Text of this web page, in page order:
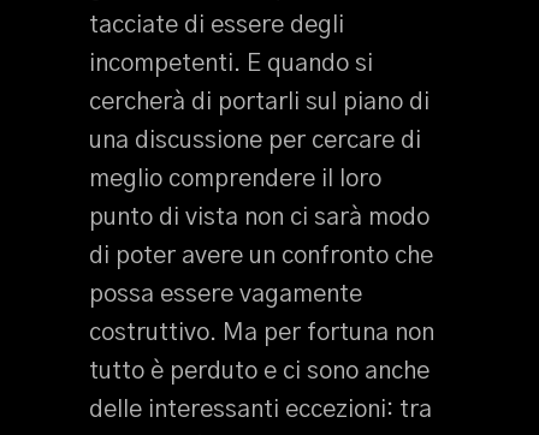
tacciate di essere degli
incompetenti. E quando si
cercherà di portarli sul piano di
una discussione per cercare di
meglio comprendere il loro
punto di vista non ci sarà modo
di poter avere un confronto che
possa essere vagamente
costruttivo. Ma per fortuna non
tutto è perduto e ci sono anche
delle interessanti eccezioni: tra